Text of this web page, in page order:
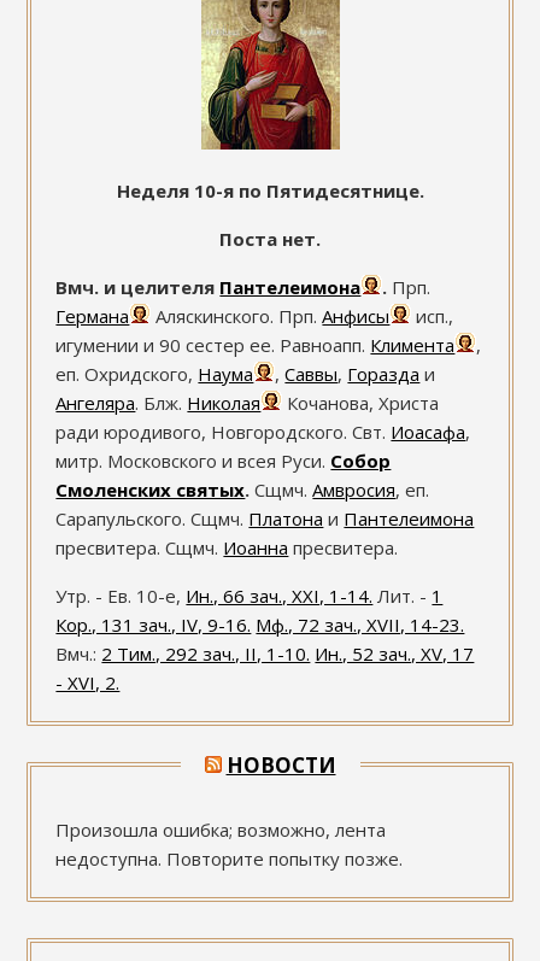
Неделя 10-я по Пятидесятнице.
Поста нет.
Вмч. и целителя Пантелеимона . Прп.
Германа
Аляскинского. Прп.Анфисы
исп.,
игумении и 90 сестер ее. Равноапп. Климента
,
еп. Охридского, Наума ,Саввы, Горазда и
Ангеляра. Блж. Николая
Кочанова, Христа
ради юродивого, Новгородского. Свт. Иоасафа,
митр. Московского и всея Руси. Собор
Смоленских святых. Сщмч.Амвросия, еп.
Сарапульского. Сщмч. Платона и Пантелеимона
пресвитера. Сщмч. Иоанна пресвитера.
Утр. - Ев. 10-е, Ин., 66 зач., XXI, 1-14. Лит. - 1
Кор., 131 зач., IV, 9-16. Мф., 72 зач., XVII, 14-23.
Вмч.: 2 Тим., 292 зач., II, 1-10. Ин., 52 зач., XV, 17
- XVI, 2.
НОВОСТИ
Произошла ошибка; возможно, лента
недоступна. Повторите попытку позже.